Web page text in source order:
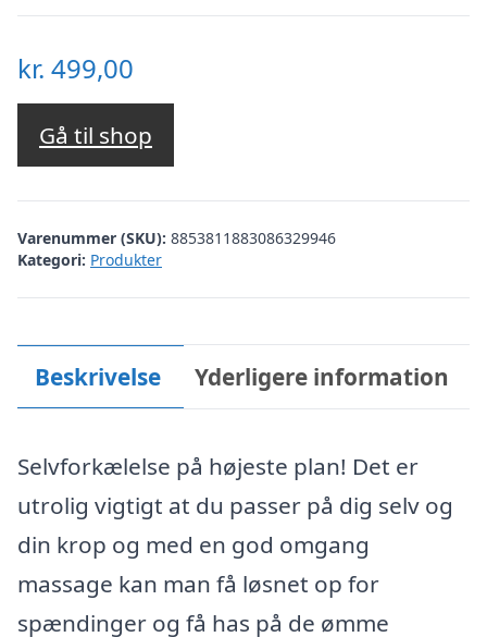
kr. 499,00
Gå til shop
Varenummer (SKU): 8853811883086329946
Kategori: Produkter
Beskrivelse Yderligere information
Selvforkælelse på højeste plan! Det er
utrolig vigtigt at du passer på dig selv og
din krop og med en god omgang
massage kan man få løsnet op for
spændinger og få has på de ømme